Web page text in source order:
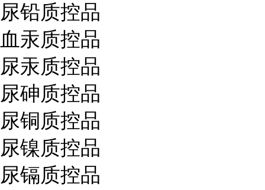
尿铅质控品
血汞质控品
尿汞质控品
尿砷质控品
尿铜质控品
尿镍质控品
尿镉质控品